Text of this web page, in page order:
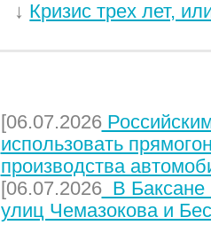
↓ Кризис трех лет,
[06.07.2026
использовать
производства
[06.07.2026В Баксане
улиц Чемазокова и